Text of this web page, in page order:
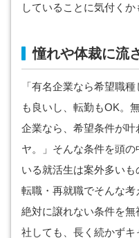
していることに気付くか
憧れや体裁に流
「有名企業なら希望職
も良いし、転勤もOK。
企業なら、希望条件が叶
ヤ。」そんな条件を頭の
いる就活生は案外多いも
転職・再就職でそんな考
絶対に譲れない条件を
社しても、長く続かずキ